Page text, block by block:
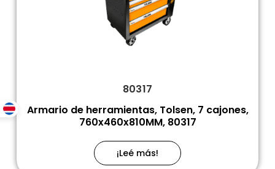
80317
Armario de herramientas, Tolsen, 7 cajones,
760x460x810MM, 80317
¡Leé más!